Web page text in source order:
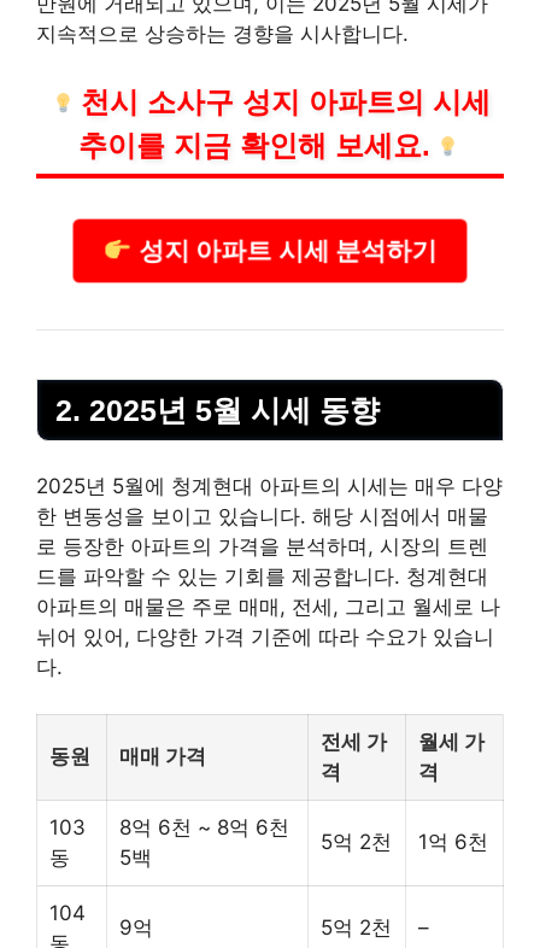
지속적으로 상승하는 경향을 시사합니다.
천시 소사구 성지 아파트의 시세
추이를 지금 확인해 보세요.
성지 아파트 시세 분석하기
2. 2025년 5월 시세 동향
2025년 5월에 청계현대 아파트의 시세는 매우 다양
한 변동성을 보이고 있습니다. 해당 시점에서 매물
로 등장한 아파트의 가격을 분석하며, 시장의 트렌
드를 파악할 수 있는 기회를 제공합니다. 청계현대
아파트의 매물은 주로 매매, 전세, 그리고 월세로 나
뉘어 있어, 다양한 가격 기준에 따라 수요가 있습니
다.
동원 매매 가격
전세 가
격
월세 가
격
103
동
8억 6천 ~ 8억 6천
5백
5억 2천 1억 6천
104
동
9억 5억 2천 –